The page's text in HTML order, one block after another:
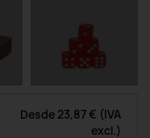
Desde 23,87 € (IVA
excl.)